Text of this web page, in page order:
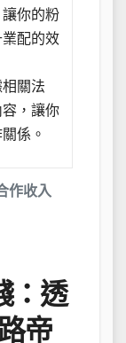
作收入
你的粉
配的效
關法
，讓你
係。
：透
帝